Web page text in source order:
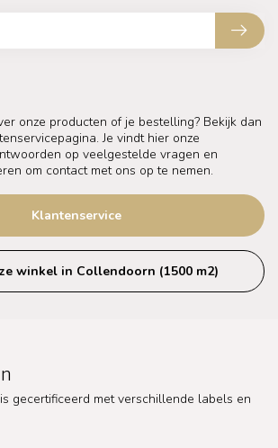
onze producten of je bestelling? Bekijk dan
Je vindt hier onze
op veelgestelde vragen en
om contact met ons op te nemen.
Klantenservice
winkel in Collendoorn (1500 m2)
gecertificeerd met verschillende labels en